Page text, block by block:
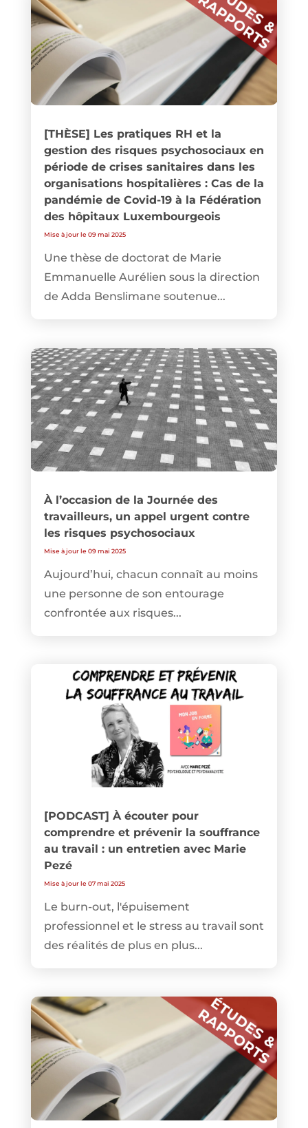
[THÈSE] Les pratiques RH et la
gestion des risques psychosociaux en
période de crises sanitaires dans les
organisations hospitalières : Cas de la
pandémie de Covid-19 à la Fédération
des hôpitaux Luxembourgeois
Mise à jour le 09 mai 2025
Une thèse de doctorat de Marie
Emmanuelle Aurélien sous la direction
de Adda Benslimane soutenue...
À l’occasion de la Journée des
travailleurs, un appel urgent contre
les risques psychosociaux
Mise à jour le 09 mai 2025
Aujourd’hui, chacun connaît au moins
une personne de son entourage
confrontée aux risques...
[PODCAST] À écouter pour
comprendre et prévenir la souffrance
au travail : un entretien avec Marie
Pezé
Mise à jour le 07 mai 2025
Le burn-out, l'épuisement
professionnel et le stress au travail sont
des réalités de plus en plus...